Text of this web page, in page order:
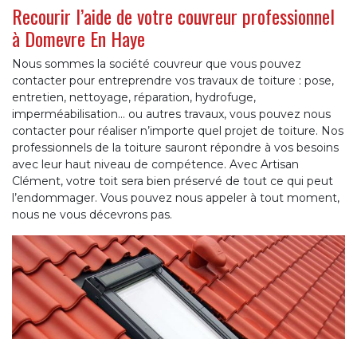
Recourir l’aide de votre couvreur professionnel
à Domevre En Haye
Nous sommes la société couvreur que vous pouvez
contacter pour entreprendre vos travaux de toiture : pose,
entretien, nettoyage, réparation, hydrofuge,
imperméabilisation... ou autres travaux, vous pouvez nous
contacter pour réaliser n’importe quel projet de toiture. Nos
professionnels de la toiture sauront répondre à vos besoins
avec leur haut niveau de compétence. Avec Artisan
Clément, votre toit sera bien préservé de tout ce qui peut
l’endommager. Vous pouvez nous appeler à tout moment,
nous ne vous décevrons pas.